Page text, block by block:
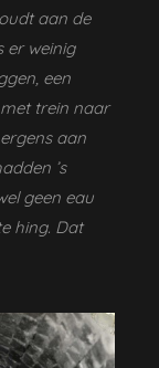
aan de
er weinig
een
met trein naar
aan
’s
geen eau
hing. Dat